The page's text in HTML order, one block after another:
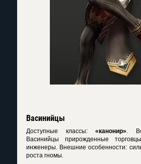
Васинийцы
Доступные классы: «канонир».
Васинийцы прирожденные
инженеры. Внешние особенности:
роста гномы.